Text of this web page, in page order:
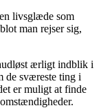
livsglæde som
man rejser sig,
ærligt indblik i
de sværeste ting i
er muligt at finde